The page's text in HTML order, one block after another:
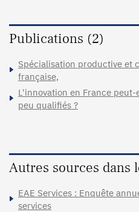
Publications (2)
Spécialisation productive et
française,
L'innovation en France
peu qualifiés ?
Autres sources dans
EAE Services : Enquête
services